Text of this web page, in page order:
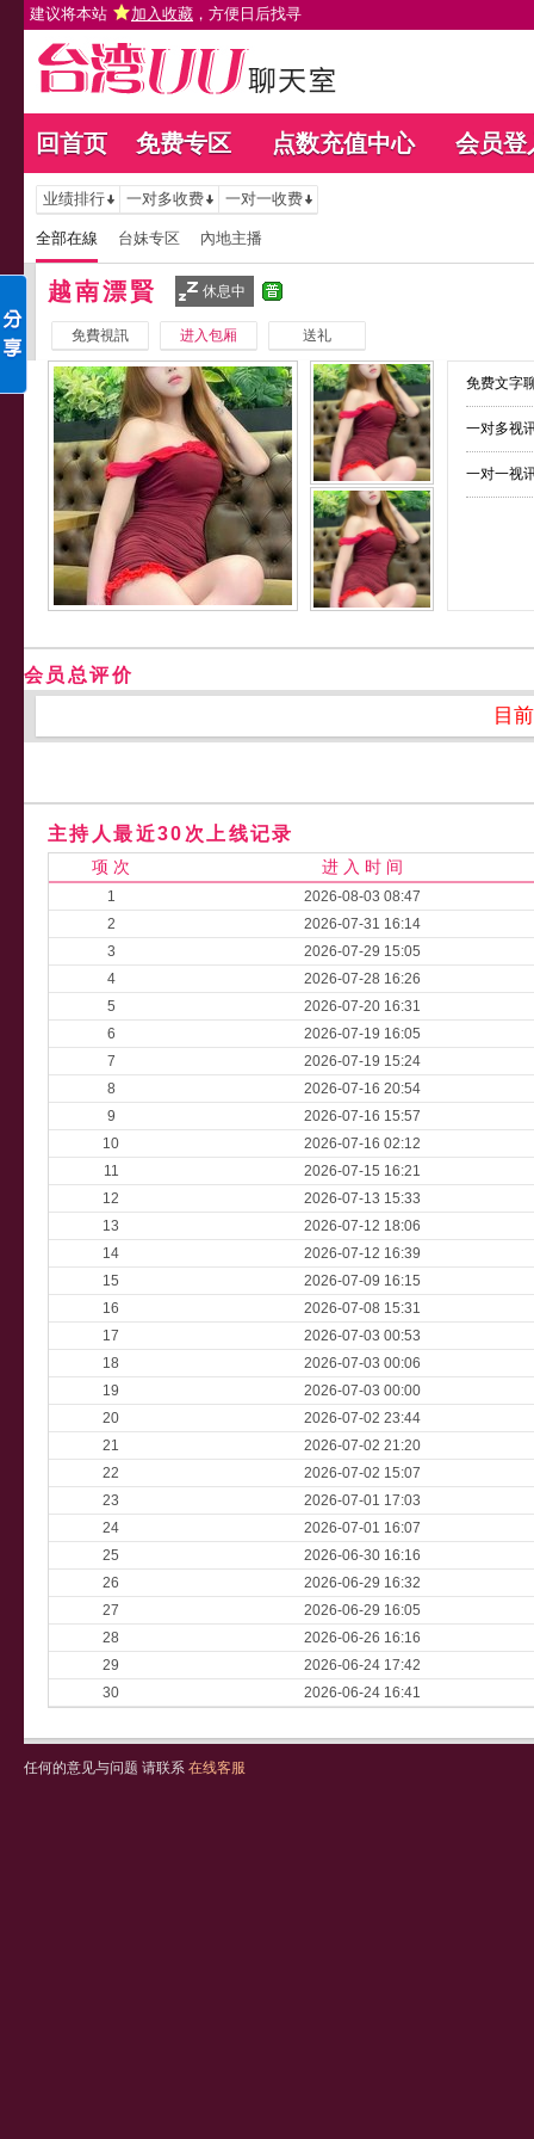
建议将本站 加入收藏 ，方便日后找寻
回首页 免费专区 点数充值中心 会员登
业绩排行 一对多收费 一对一收费
全部在線 台妹专区 內地主播
越南漂賢 休息中
免費視訊 进入包厢 送礼
免费文字
一对多视
一对一视
会员总评价
目
主持人最近30次上线记录
项 次 进 入 时 间
1
2026-08-03 08:47
2
2026-07-31 16:14
3
2026-07-29 15:05
4
2026-07-28 16:26
5
2026-07-20 16:31
6
2026-07-19 16:05
7
2026-07-19 15:24
8
2026-07-16 20:54
9
2026-07-16 15:57
10
2026-07-16 02:12
11
2026-07-15 16:21
12
2026-07-13 15:33
13
2026-07-12 18:06
14
2026-07-12 16:39
15
2026-07-09 16:15
16
2026-07-08 15:31
17
2026-07-03 00:53
18
2026-07-03 00:06
19
2026-07-03 00:00
20
2026-07-02 23:44
21
2026-07-02 21:20
22
2026-07-02 15:07
23
2026-07-01 17:03
24
2026-07-01 16:07
25
2026-06-30 16:16
26
2026-06-29 16:32
27
2026-06-29 16:05
28
2026-06-26 16:16
29
2026-06-24 17:42
30
2026-06-24 16:41
任何的意见与问题 请联系 在线客服